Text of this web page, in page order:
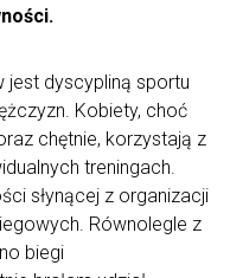
jest dyscypliną sportu
Kobiety, choć
chętnie, korzystają z
treningach.
słynącej z organizacji
Równolegle z
biegi